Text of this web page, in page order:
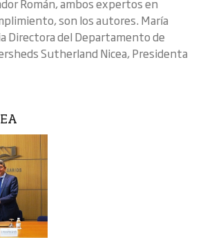
Román, ambos expertos en
son los autores. María
Directora del Departamento de
Sutherland Nicea, Presidenta